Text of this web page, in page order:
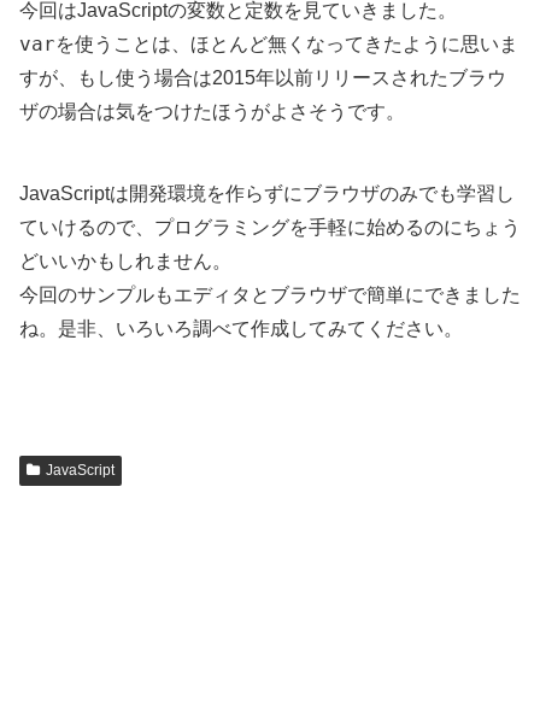
今回はJavaScriptの変数と定数を見ていきました。
varを使うことは、ほとんど無くなってきたように思いま
すが、もし使う場合は2015年以前リリースされたブラウ
ザの場合は気をつけたほうがよさそうです。
JavaScriptは開発環境を作らずにブラウザのみでも学習し
ていけるので、プログラミングを手軽に始めるのにちょう
どいいかもしれません。
今回のサンプルもエディタとブラウザで簡単にできました
ね。是非、いろいろ調べて作成してみてください。
JavaScript